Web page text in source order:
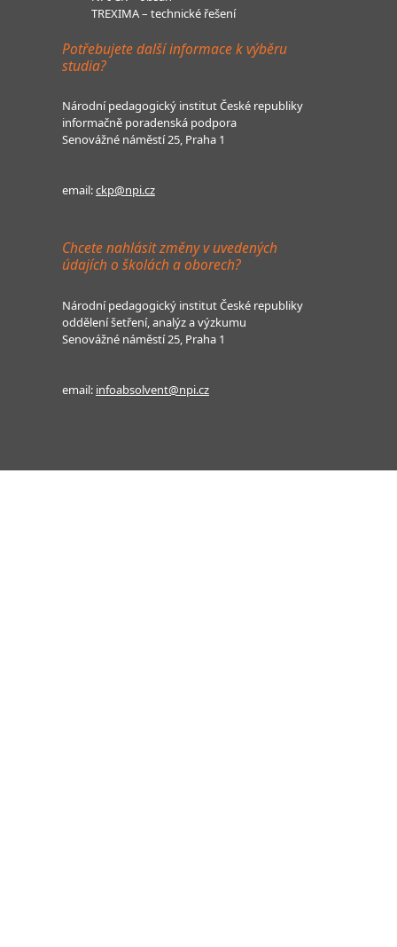
TREXIMA – technické řešení
Potřebujete další informace k výběru
studia?
Národní pedagogický institut České republiky
informačně poradenská podpora
Senovážné náměstí 25, Praha 1
email:ckp@npi.cz
Chcete nahlásit změny v uvedených
údajích o školách a oborech?
Národní pedagogický institut České republiky
oddělení šetření, analýz a výzkumu
Senovážné náměstí 25, Praha 1
email: infoabsolvent@npi.cz